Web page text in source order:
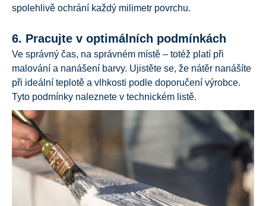
spolehlivě ochrání každý milimetr povrchu.
6. Pracujte v optimálních podmínkách
Ve správný čas, na správném místě – totéž platí při
malování a nanášení barvy. Ujistěte se, že nátěr nanášíte
při ideální teplotě a vlhkosti podle doporučení výrobce.
Tyto podmínky naleznete v technickém listě.